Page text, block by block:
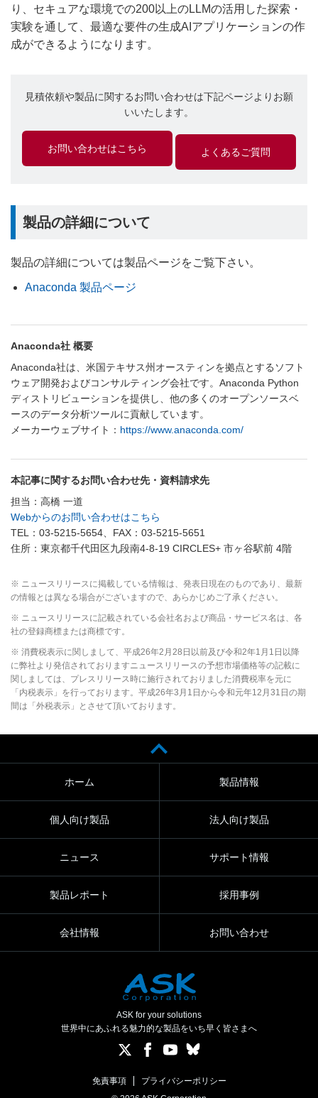
り、セキュアな環境での200以上のLLMの活用した探索・
実験を通して、最適な要件の生成AIアプリケーションの作
成ができるようになります。
見積依頼や製品に関するお問い合わせは下記ページよりお願
いいたします。
お問い合わせはこちら よくあるご質問
製品の詳細について
製品の詳細については製品ページをご覧下さい。
Anaconda 製品ページ
Anaconda社 概要
Anaconda社は、米国テキサス州オースティンを拠点とするソフト
ウェア開発およびコンサルティング会社です。Anaconda Python
ディストリビューションを提供し、他の多くのオープンソースベ
ースのデータ分析ツールに貢献しています。
メーカーウェブサイト： https://www.anaconda.com/
本記事に関するお問い合わせ先・資料請求先
担当：高橋 一道
Webからのお問い合わせはこちら
TEL：03-5215-5654、FAX：03-5215-5651
住所：東京都千代田区九段南4-8-19 CIRCLES+ 市ヶ谷駅前 4階
※ ニュースリリースに掲載している情報は、発表日現在のものであり、最新
の情報とは異なる場合がございますので、あらかじめご了承ください。
※ ニュースリリースに記載されている会社名および商品・サービス名は、各
社の登録商標または商標です。
※ 消費税表示に関しまして、平成26年2月28日以前及び令和2年1月1日以降
に弊社より発信されておりますニュースリリースの予想市場価格等の記載に
関しましては、プレスリリース時に施行されておりました消費税率を元に
「内税表示」を行っております。平成26年3月1日から令和元年12月31日の期
間は「外税表示」とさせて頂いております。
ホーム 製品情報
個人向け製品 法人向け製品
ニュース サポート情報
製品レポート 採用事例
会社情報 お問い合わせ
ASK for your solutions
世界中にあふれる魅力的な製品をいち早く皆さまへ
免責事項
プライバシーポリシー